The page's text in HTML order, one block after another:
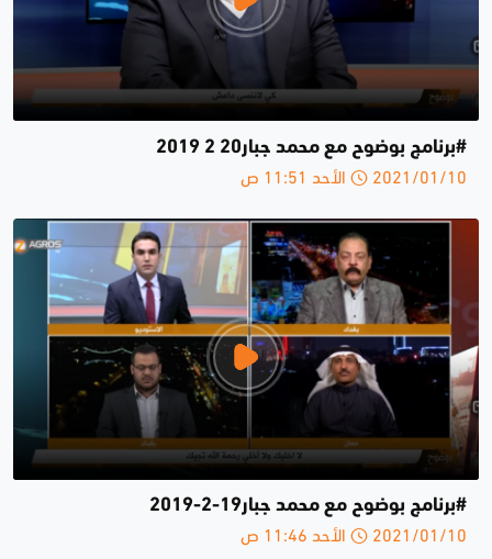
#برنامج بوضوح مع محمد جبار20 2 2019
2021/01/10 الأحد 11:51 ص
#برنامج بوضوح مع محمد جبار19-2-2019
2021/01/10 الأحد 11:46 ص